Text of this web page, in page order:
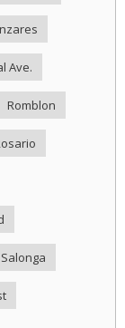
Ave.
Romblon
Salonga